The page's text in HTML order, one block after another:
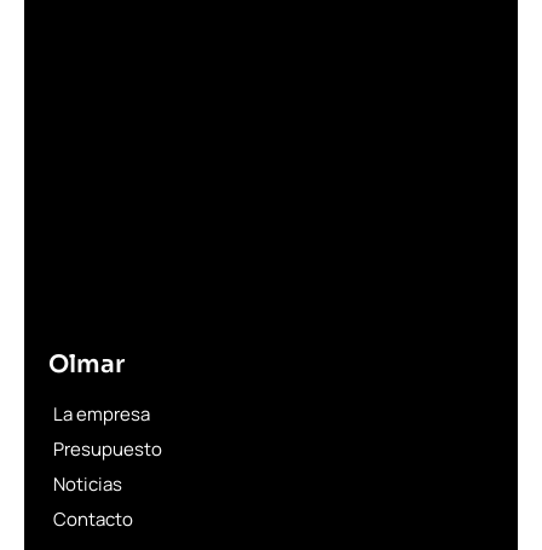
Olmar
La empresa
Presupuesto
Noticias
Contacto